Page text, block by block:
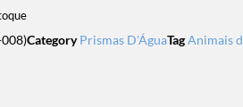
Category Prismas D'ÁguaTagAnimais